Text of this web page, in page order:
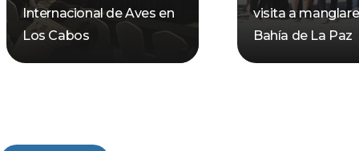
Internacional de Aves en
Los Cabos
visita a
Bahía de La Paz